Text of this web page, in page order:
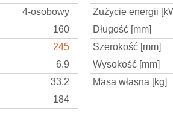
4-osobowy
160
245
6.9
33.2
184
Zużycie energii
Długość [mm]
Szerokość [mm]
Wysokość [mm]
Masa własna [kg]